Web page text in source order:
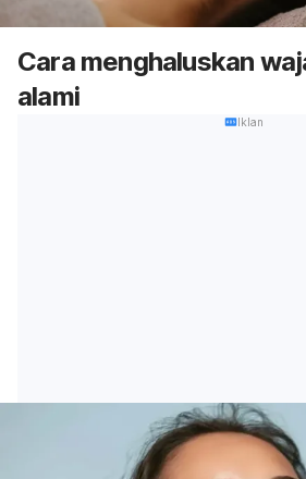
Cara menghaluskan
alami
Iklan